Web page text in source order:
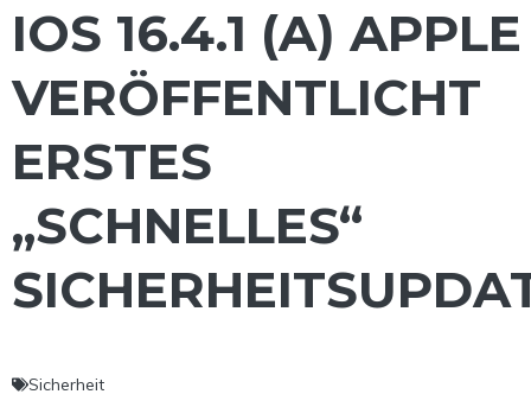
IOS 16.4.1 (A) APPLE
VERÖFFENTLICHT
ERSTES
„SCHNELLES“
Sicherheit